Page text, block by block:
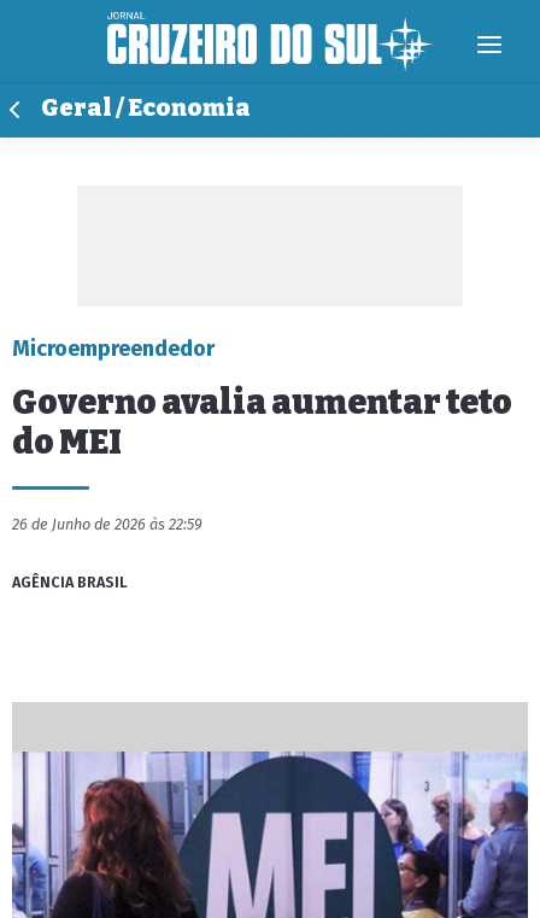
Geral / Economia
Microempreendedor
Governo avalia aumentar teto
do MEI
26 de Junho de 2026 às 22:59
AGÊNCIA BRASIL